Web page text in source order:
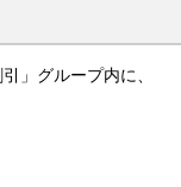
」グループ内に、